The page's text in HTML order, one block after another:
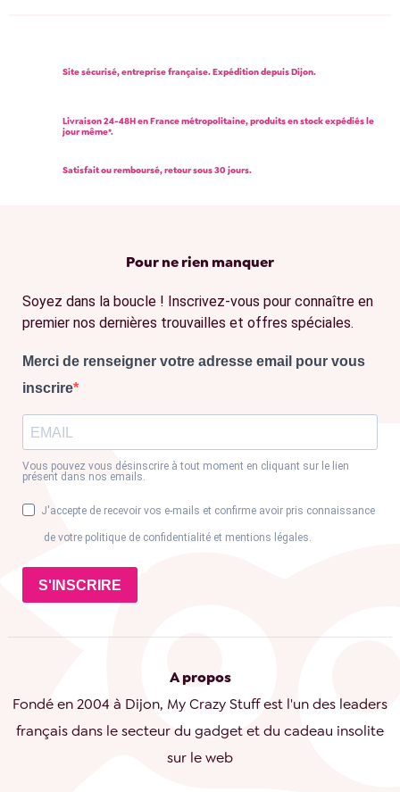
Site sécurisé, entreprise française. Expédition depuis Dijon.
Livraison 24-48H en France métropolitaine, produits en stock expédiés le
jour même*.
Satisfait ou remboursé, retour sous 30 jours.
Pour ne rien manquer
Soyez dans la boucle ! Inscrivez-vous pour connaître en
premier nos dernières trouvailles et offres spéciales.
Merci de renseigner votre adresse email pour vous
inscrire
Vous pouvez vous désinscrire à tout moment en cliquant sur le lien
présent dans nos emails.
J'accepte de recevoir vos e-mails et confirme avoir pris connaissance
de votre politique de confidentialité et mentions légales.
S'INSCRIRE
A propos
Fondé en 2004 à Dijon, My Crazy Stuff est l'un des leaders
français dans le secteur du gadget et du cadeau insolite
sur le web